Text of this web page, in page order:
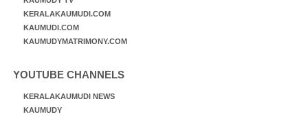
KERALAKAUMUDI.COM
KAUMUDI.COM
KAUMUDYMATRIMONY.COM
YOUTUBE CHANNELS
KERALAKAUMUDI NEWS
KAUMUDY